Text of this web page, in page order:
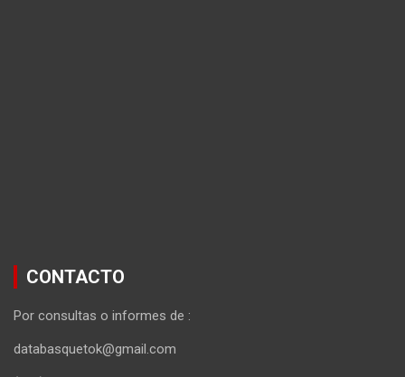
CONTACTO
Por consultas o informes de :
databasquetok@gmail.com